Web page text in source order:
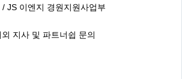
JS 이엔지 경원지원사업부
지사 및 파트너쉽 문의